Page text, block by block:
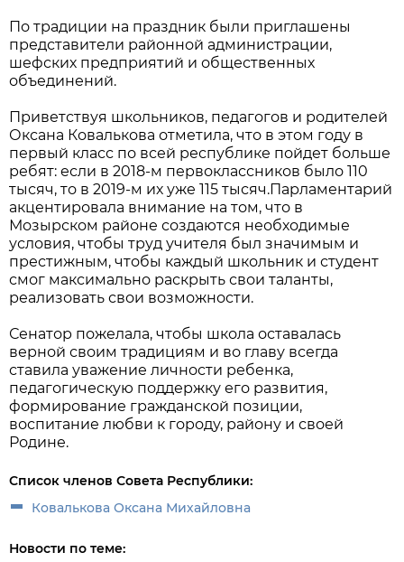
По традиции на праздник были приглашены
представители районной администрации,
шефских предприятий и общественных
объединений.
Приветствуя школьников, педагогов и родителей
Оксана Ковалькова отметила, что в этом году в
первый класс по всей республике пойдет больше
ребят: если в 2018-м первоклассников было 110
тысяч, то в 2019-м их уже 115 тысяч.Парламентарий
акцентировала внимание на том, что в
Мозырском районе создаются необходимые
условия, чтобы труд учителя был значимым и
престижным, чтобы каждый школьник и студент
смог максимально раскрыть свои таланты,
реализовать свои возможности.
Сенатор пожелала, чтобы школа оставалась
верной своим традициям и во главу всегда
ставила уважение личности ребенка,
педагогическую поддержку его развития,
формирование гражданской позиции,
воспитание любви к городу, району и своей
Родине.
Список членов Совета Республики:
Ковалькова Оксана Михайловна
Новости по теме: